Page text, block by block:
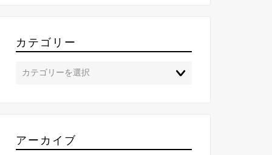
カテゴリー
アーカイブ